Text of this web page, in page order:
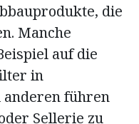
die
Manche
auf die
in
anderen führen
Sellerie zu